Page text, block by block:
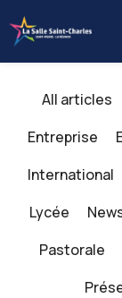
All articles
Entreprise
International
Lycée
Pastorale